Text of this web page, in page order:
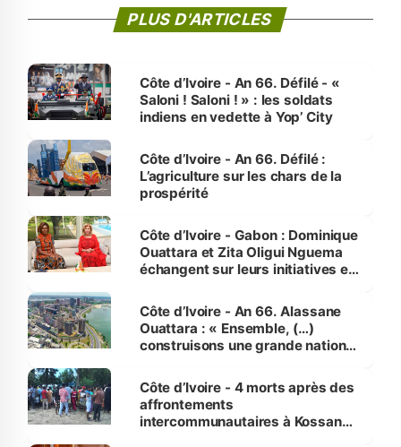
PLUS D'ARTICLES
Côte d’Ivoire - An 66. Défilé - «
Saloni ! Saloni ! » : les soldats
indiens en vedette à Yop’ City
Côte d’Ivoire - An 66. Défilé :
L’agriculture sur les chars de la
prospérité
Côte d’Ivoire - Gabon : Dominique
Ouattara et Zita Oligui Nguema
échangent sur leurs initiatives en
enfants
Côte d’Ivoire - An 66. Alassane
Ouattara : « Ensemble, (…)
construisons une grande nation
générations futures »
Côte d’Ivoire - 4 morts après des
affrontements
intercommunautaires à Kossandji